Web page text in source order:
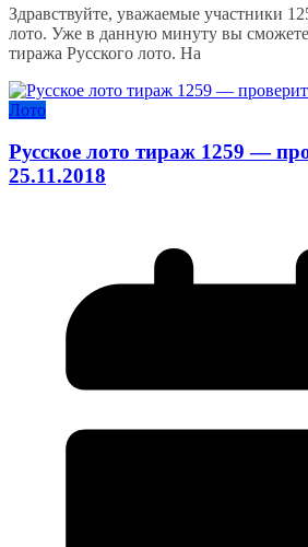
Здравствуйте, уважаемые участники
лото. Уже в данную минуту вы
тиража Русского лото. На
Лото
Русское лото тираж 1259 —
25.11.2018